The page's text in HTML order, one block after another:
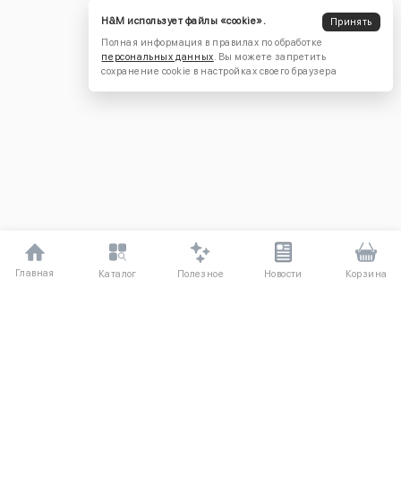
Главная Каталог Полезное Новости Корзина
H&M использует файлы «cookie».
Принять
Полная информация в правилах по обработке
персональных данных . Вы можете запретить
сохранение cookie в настройках своего браузера